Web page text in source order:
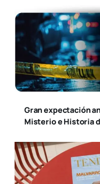
Gran expectación
Misterio e Historia